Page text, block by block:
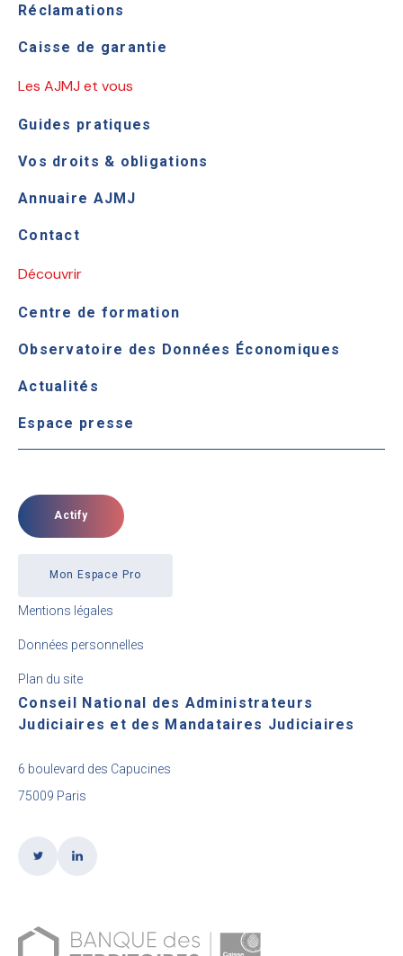
Réclamations
Caisse de garantie
Les AJMJ et vous
Guides pratiques
Vos droits & obligations
Annuaire AJMJ
Contact
Découvrir
Centre de formation
Observatoire des Données Économiques
Actualités
Espace presse
Actify
Mon Espace Pro
Mentions légales
Données personnelles
Plan du site
Conseil National des Administrateurs
Judiciaires et des Mandataires Judiciaires
6 boulevard des Capucines
75009 Paris